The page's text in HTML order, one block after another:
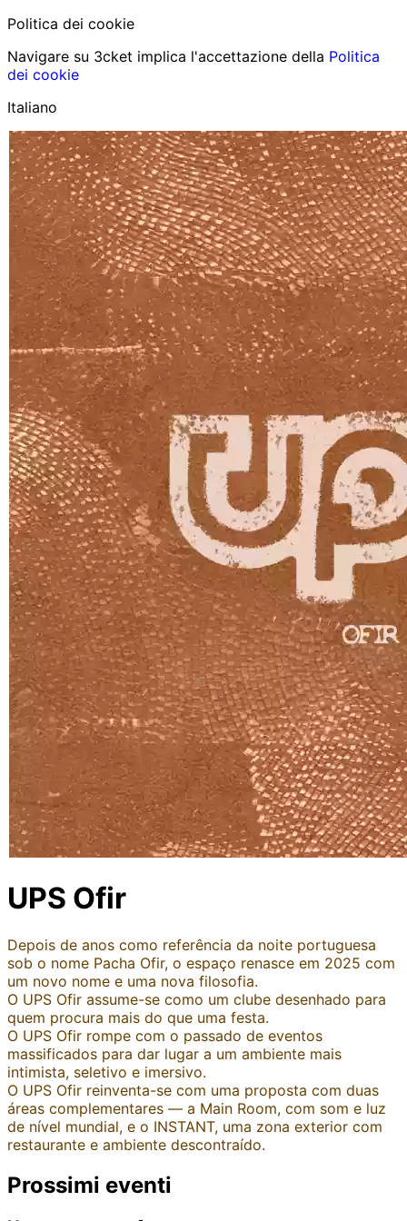
Politica dei cookie
Navigare su 3cket implica l'accettazione della Politica
dei cookie
Italiano
UPS Ofir
Depois de anos como referência da noite portuguesa
sob o nome Pacha Ofir, o espaço renasce em 2025 com
um novo nome e uma nova filosofia.
O UPS Ofir assume-se como um clube desenhado para
quem procura mais do que uma festa.
O UPS Ofir rompe com o passado de eventos
massificados para dar lugar a um ambiente mais
intimista, seletivo e imersivo.
O UPS Ofir reinventa-se com uma proposta com duas
áreas complementares — a Main Room, com som e luz
de nível mundial, e o INSTANT, uma zona exterior com
restaurante e ambiente descontraído.
Prossimi eventi